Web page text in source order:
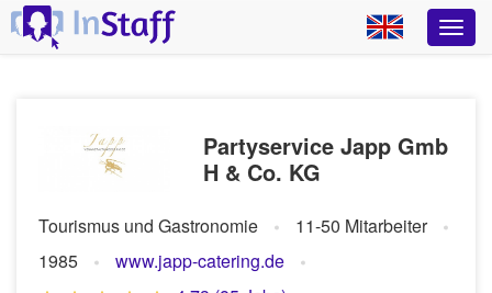
Partyservice Japp Gmb
H & Co. KG
Tourismus und Gastronomie
11-50 Mitarbeiter
1985
www.japp-catering.de